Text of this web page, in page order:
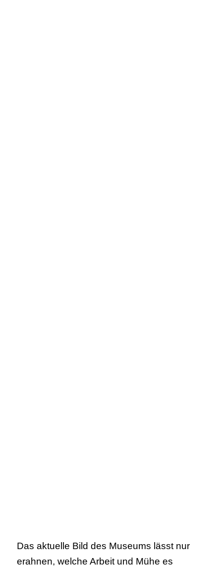
Das aktuelle Bild des Museums lässt nur
erahnen, welche Arbeit und Mühe es